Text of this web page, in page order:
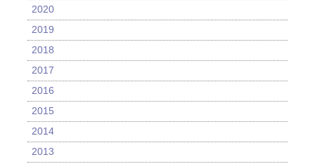
2020
2019
2018
2017
2016
2015
2014
2013